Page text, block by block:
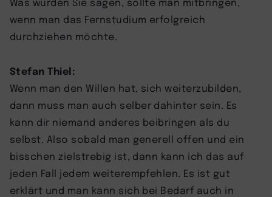
wenn man das Fernstudium erfolgreich
durchziehen möchte.
Stefan Thiel:
Wenn man den Willen hat, sich weiterzubilden,
dann muss man auch selber dahinter sein. Es
kann dir niemand anderes beibringen als du
selbst. Also sobald man generell offen und ein
bisschen zielstrebig ist, dann kann ich das auf
jeden Fall jedem weiterempfehlen. Es ist gut
erklärt und man kann sich bei Bedarf auch in